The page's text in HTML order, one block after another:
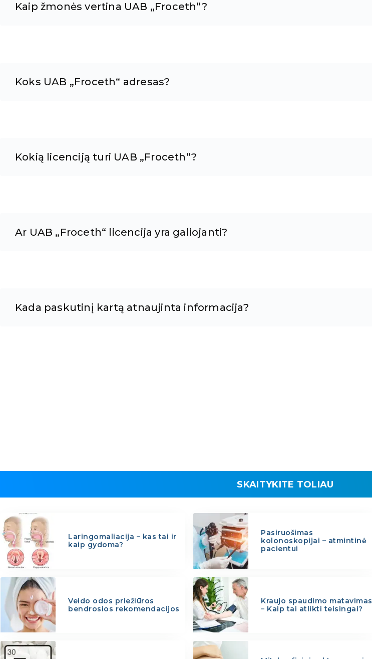
Kaip žmonės vertina UAB „Froceth“?
Koks UAB „Froceth“ adresas?
Kokią licenciją turi UAB „Froceth“?
Ar UAB „Froceth“ licencija yra galiojanti?
Kada paskutinį kartą atnaujinta informacija?
SKAITYKITE TOLIAU
Laringomaliacija – kas tai ir
kaip gydoma?
Pasiruošimas
kolonoskopijai – atmintinė
pacientui
Veido odos priežiūros
bendrosios rekomendacijos
Kraujo spaudimo matavimas
– Kaip tai atlikti teisingai?